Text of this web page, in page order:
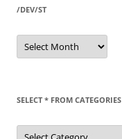
/DEV/ST
/dev/st
SELECT * FROM CATEGORIES
SELECT